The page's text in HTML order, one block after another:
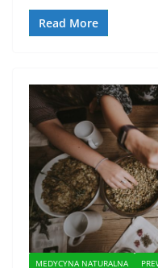
Read More
MEDYCYNA NATURALNA